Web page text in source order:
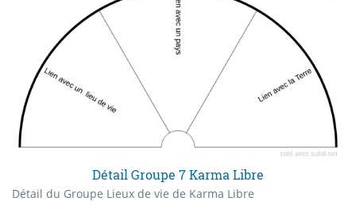
Détail Groupe 7 Karma Libre
Détail du Groupe Lieux de vie de Karma Libre